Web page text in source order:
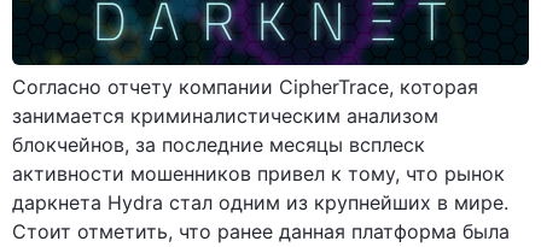
Согласно отчету компании CipherTrace, которая
занимается криминалистическим анализом
блокчейнов, за последние месяцы всплеск
активности мошенников привел к тому, что рынок
даркнета Hydra стал одним из крупнейших в мире.
Стоит отметить, что ранее данная платформа была